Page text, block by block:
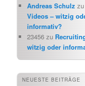
Andreas Schulz zu
Videos – witzig
informativ?
23456 zu
witzig oder
NEUESTE BEITRÄGE